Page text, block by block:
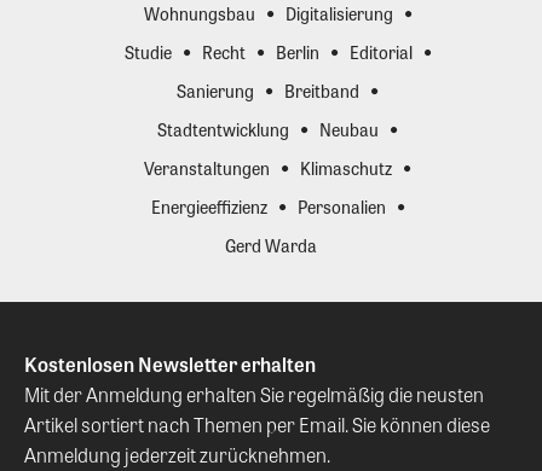
Wohnungsbau
Digitalisierung
Studie
Recht Berlin
Editorial
Sanierung
Breitband
Stadtentwicklung
Neubau
Veranstaltungen
Klimaschutz
Energieeffizienz
Personalien
Gerd Warda
Kostenlosen Newsletter erhalten
Mit der Anmeldung erhalten Sie regelmäßig die neusten
Artikel sortiert nach Themen per Email. Sie können diese
Anmeldung jederzeit zurücknehmen.